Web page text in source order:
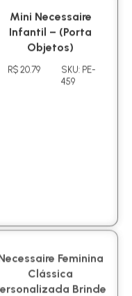
Mini Necessaire
Infantil – (Porta
Objetos)
R$ 20.79
SKU: PE-
459
Necessaire Feminina
Clássica